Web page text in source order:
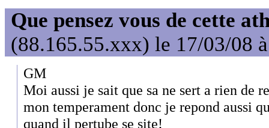
Que pensez vous de cette
(88.165.55.xxx) le 17/03/08
GM
Moi aussi je sait que sa ne sert a rien de
mon temperament donc je repond aussi
quand il pertube se site!